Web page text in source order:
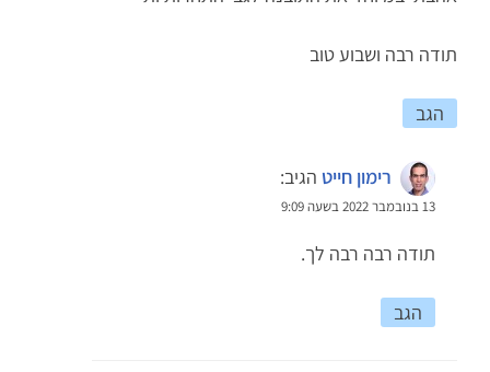
תודה רבה ושבוע טוב
הגב
רימון חייט הגיב:
13 בנובמבר 2022 בשעה 9:09
תודה רבה רבה לך.
הגב